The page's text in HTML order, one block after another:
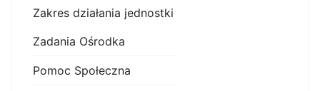
Zakres działania jednostki
Zadania Ośrodka
Pomoc Społeczna